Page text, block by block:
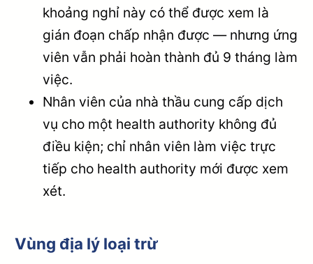
khoảng nghỉ này có thể được xem là
gián đoạn chấp nhận được — nhưng ứng
viên vẫn phải hoàn thành đủ 9 tháng làm
việc.
Nhân viên của nhà thầu cung cấp dịch
vụ cho một health authority không đủ
điều kiện; chỉ nhân viên làm việc trực
tiếp cho health authority mới được xem
xét.
Vùng địa lý loại trừ